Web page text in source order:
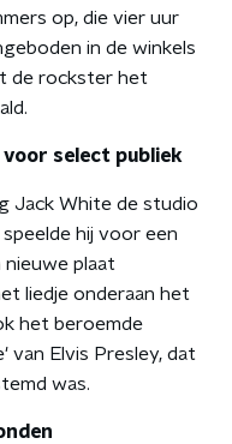
op, die vier uur
in de winkels
de rockster het
select publiek
Jack White de studio
hij voor een
nieuwe plaat
liedje onderaan het
het beroemde
van Elvis Presley, dat
was.